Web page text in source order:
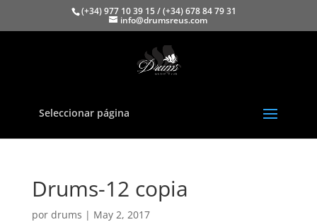
(+34) 977 10 39 15 / (+34) 678 84 79 31
info@drumsreus.com
Seleccionar página
Drums-12 copia
por drums | May 2, 2017